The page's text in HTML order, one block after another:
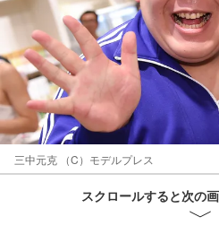
三中元克 （C）モデルプレス
スクロールすると次の